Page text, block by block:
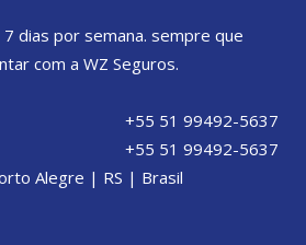
dias por semana. sempre que
com a WZ Seguros.
+55 51 99492-5637
+55 51 99492-5637
Alegre | RS | Brasil